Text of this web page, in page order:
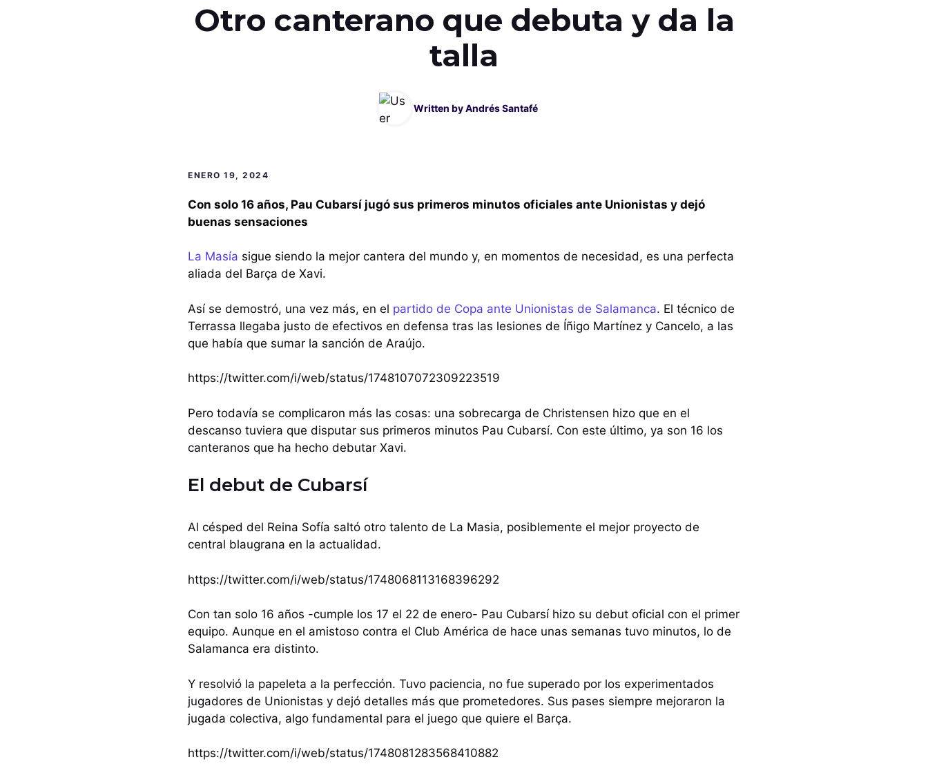
Otro canterano que debuta y da la
talla
Written byAndrés Santafé
ENERO 19, 2024
Con solo 16 años, Pau Cubarsí jugó sus primeros minutos oficiales ante Unionistas y dejó
buenas sensaciones
La Masía sigue siendo la mejor cantera del mundo y, en momentos de necesidad, es una perfecta
aliada del Barça de Xavi.
Así se demostró, una vez más, en el partido de Copa ante Unionistas de Salamanca. El técnico de
Terrassa llegaba justo de efectivos en defensa tras las lesiones de Íñigo Martínez y Cancelo, a las
que había que sumar la sanción de Araújo.
https://twitter.com/i/web/status/1748107072309223519
Pero todavía se complicaron más las cosas: una sobrecarga de Christensen hizo que en el
descanso tuviera que disputar sus primeros minutos Pau Cubarsí. Con este último, ya son 16 los
canteranos que ha hecho debutar Xavi.
El debut de Cubarsí
Al césped del Reina Sofía saltó otro talento de La Masia, posiblemente el mejor proyecto de
central blaugrana en la actualidad.
https://twitter.com/i/web/status/1748068113168396292
Con tan solo 16 años -cumple los 17 el 22 de enero- Pau Cubarsí hizo su debut oficial con el primer
equipo. Aunque en el amistoso contra el Club América de hace unas semanas tuvo minutos, lo de
Salamanca era distinto.
Y resolvió la papeleta a la perfección. Tuvo paciencia, no fue superado por los experimentados
jugadores de Unionistas y dejó detalles más que prometedores. Sus pases siempre mejoraron la
jugada colectiva, algo fundamental para el juego que quiere el Barça.
https://twitter.com/i/web/status/1748081283568410882